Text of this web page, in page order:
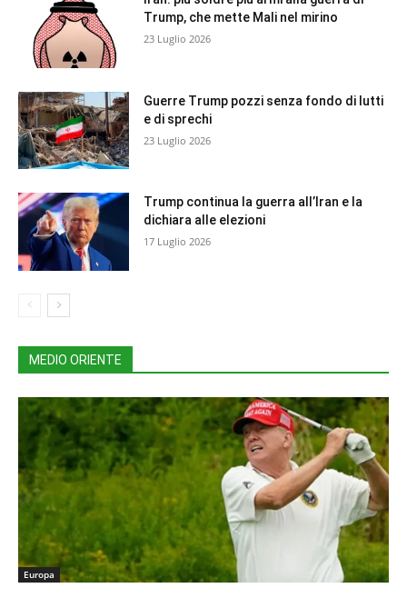
Trump, che mette Mali nel mirino
23 Luglio 2026
Guerre Trump pozzi senza fondo di lutti
e di sprechi
23 Luglio 2026
Trump continua la guerra all’Iran e la
dichiara alle elezioni
17 Luglio 2026
MEDIO ORIENTE
Europa